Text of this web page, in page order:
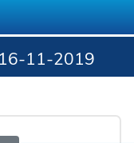
11-2019